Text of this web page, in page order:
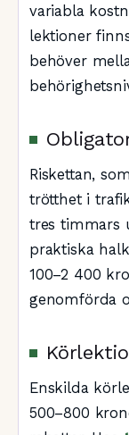
variabla
lektioner
behöver
Riskettan,
trötthet i
tres timmars
praktiska
100–2 400
genomförda
Enskilda
500–800